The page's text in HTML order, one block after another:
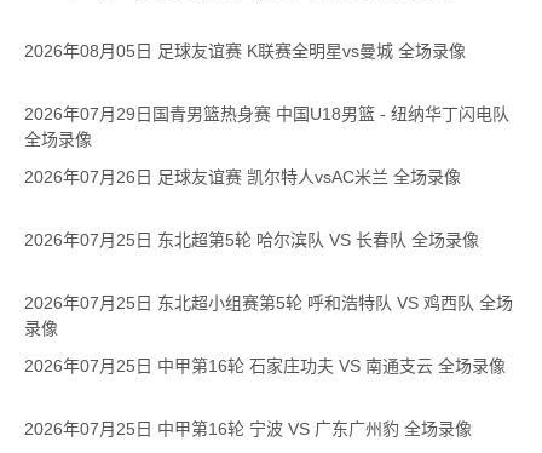
2026年08月05日 足球友谊赛 K联赛全明星vs曼城 全场录像
2026年07月29日国青男篮热身赛 中国U18男篮 - 纽纳华丁闪电队
全场录像
2026年07月26日 足球友谊赛 凯尔特人vsAC米兰 全场录像
2026年07月25日 东北超第5轮 哈尔滨队 VS 长春队 全场录像
2026年07月25日 东北超小组赛第5轮 呼和浩特队 VS 鸡西队 全场
录像
2026年07月25日 中甲第16轮 石家庄功夫 VS 南通支云 全场录像
2026年07月25日 中甲第16轮 宁波 VS 广东广州豹 全场录像